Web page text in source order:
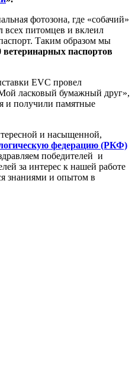
фотозона, где «собачий»
всех питомцев и вклеил
Таким образом мы
ветеринарных паспортов
EVC провел
ласковый бумажный друг»,
и получили памятные
и насыщенной,
федерацию (РКФ)
победителей и
за интерес к нашей работе
знаниями и опытом в